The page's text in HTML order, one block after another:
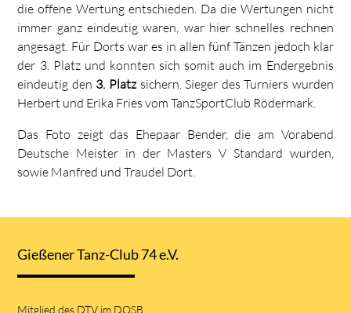
die offene Wertung entschieden. Da die Wertungen nicht
immer ganz eindeutig waren, war hier schnelles rechnen
angesagt. Für Dorts war es in allen fünf Tänzen jedoch klar
der 3. Platz und konnten sich somit auch im Endergebnis
eindeutig den 3. Platzsichern. Sieger des Turniers wurden
Herbert und Erika Fries vom TanzSportClub Rödermark.
Das Foto zeigt das Ehepaar Bender, die am Vorabend
Deutsche Meister in der Masters V Standard wurden,
sowie Manfred und Traudel Dort.
Gießener Tanz-Club 74 e.V.
Mitglied des DTV im DOSB